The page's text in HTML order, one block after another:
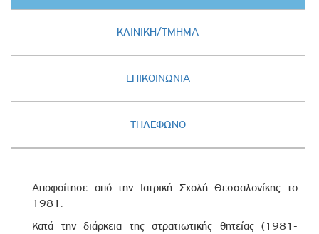
ΚΛΙΝΙΚΗ/ΤΜΗΜΑ
ΕΠΙΚΟΙΝΩΝΙΑ
ΤΗΛΕΦΩΝΟ
Αποφοίτησε από την Ιατρική Σχολή Θεσσαλονίκης το
1981.
Κατά την διάρκεια της στρατιωτικής θητείας (1981-